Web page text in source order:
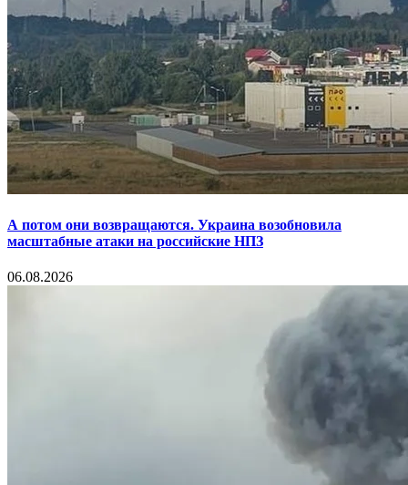
А потом они возвращаются. Украина возобновила
масштабные атаки на российские НПЗ
06.08.2026